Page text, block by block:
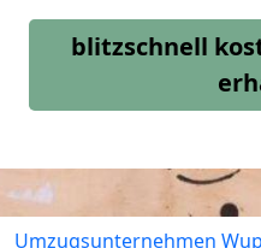
blitzschnell
Umzugsunternehmen